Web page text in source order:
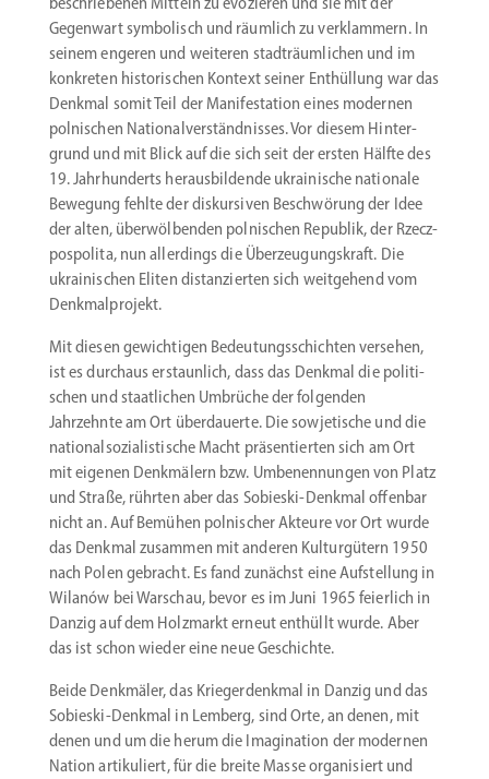
Gegenwart symbo­lisch und räumlich zu verklammern. In
seinem engeren und weiteren stadt­räum­lichen und im
konkreten histo­ri­schen Kontext seiner Enthüllung war das
Denkmal somit Teil der Manifes­tation eines modernen
polni­schen Natio­nal­ver­ständ­nisses. Vor diesem Hinter­
grund und mit Blick auf die sich seit der ersten Hälfte des
19. Jahrhun­derts heraus­bil­dende ukrai­nische nationale
Bewegung fehlte der diskur­siven Beschwörung der Idee
der alten, überwöl­benden polni­schen Republik, der Rzecz­
pos­polita, nun aller­dings die Überzeu­gungs­kraft. Die
ukrai­ni­schen Eliten distan­zierten sich weitgehend vom
Denkmalprojekt.
Mit diesen gewich­tigen Bedeu­tungs­schichten versehen,
ist es durchaus erstaunlich, dass das Denkmal die politi­
schen und staat­lichen Umbrüche der folgenden
Jahrzehnte am Ort überdauerte. Die sowje­tische und die
natio­nal­so­zia­lis­tische Macht präsen­tierten sich am Ort
mit eigenen Denkmälern bzw. Umbenen­nungen von Platz
und Straße, rührten aber das Sobieski-Denkmal offenbar
nicht an. Auf Bemühen polni­scher Akteure vor Ort wurde
das Denkmal zusammen mit anderen Kultur­gütern 1950
nach Polen gebracht. Es fand zunächst eine Aufstellung in
Wilanów bei Warschau, bevor es im Juni 1965 feierlich in
Danzig auf dem Holzmarkt erneut enthüllt wurde. Aber
das ist schon wieder eine neue Geschichte.
Beide Denkmäler, das Krieger­denkmal in Danzig und das
Sobieski-­Denkmal in Lemberg, sind Orte, an denen, mit
denen und um die herum die Imagi­nation der modernen
Nation artiku­liert, für die breite Masse organi­siert und